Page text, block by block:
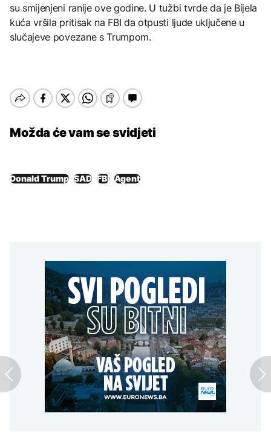
su smijenjeni ranije ove godine. U tužbi tvrde da je Bijela
kuća vršila pritisak na FBI da otpusti ljude uključene u
slučajeve povezane s Trumpom.
Možda će vam se svidjeti
Donald Trump SAD FBI Agent